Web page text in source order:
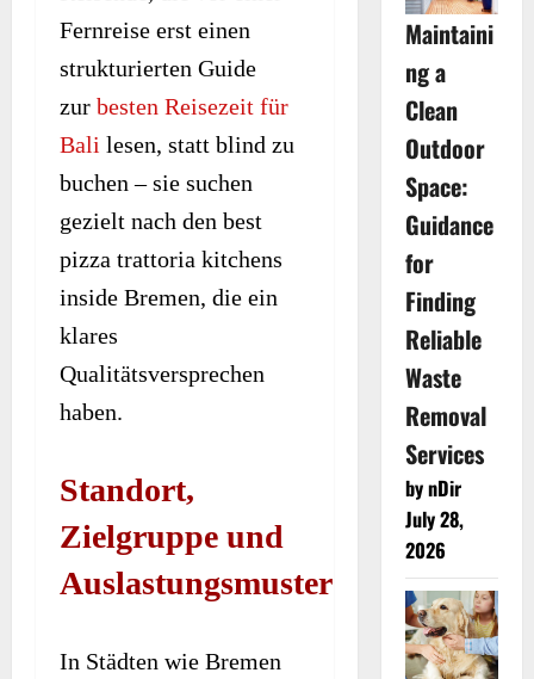
Fernreise erst einen
strukturierten Guide
zur besten Reisezeit für
Bali lesen, statt blind zu
buchen – sie suchen
gezielt nach den best
pizza trattoria kitchens
inside Bremen, die ein
klares
Qualitätsversprechen
haben.
Standort,
Zielgruppe und
Auslastungsmuster
In Städten wie Bremen
Maintaini
ng a
Clean
Outdoor
Space:
Guidance
for
Finding
Reliable
Waste
Removal
Services
by nDir
July 28,
2026